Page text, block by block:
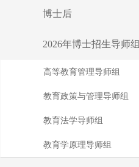
博士后
2026年博士招生导师组
高等教育管理导师组
教育政策与管理导师组
教育法学导师组
教育学原理导师组